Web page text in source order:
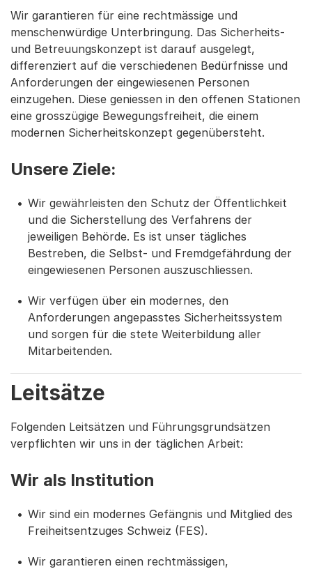
Wir garantieren für eine rechtmässige und
menschenwürdige Unterbringung. Das Sicherheits-
und Betreuungskonzept ist darauf ausgelegt,
differenziert auf die verschiedenen Bedürfnisse und
Anforderungen der eingewiesenen Personen
einzugehen. Diese geniessen in den offenen Stationen
eine grosszügige Bewegungsfreiheit, die einem
modernen Sicherheitskonzept gegenübersteht.
Unsere Ziele:
Wir gewährleisten den Schutz der Öffentlichkeit
und die Sicherstellung des Verfahrens der
jeweiligen Behörde. Es ist unser tägliches
Bestreben, die Selbst- und Fremdgefährdung der
eingewiesenen Personen auszuschliessen.
Wir verfügen über ein modernes, den
Anforderungen angepasstes Sicherheitssystem
und sorgen für die stete Weiterbildung aller
Mitarbeitenden.
Leitsätze
Folgenden Leitsätzen und Führungsgrundsätzen
verpflichten wir uns in der täglichen Arbeit:
Wir als Institution
Wir sind ein modernes Gefängnis und Mitglied des
Freiheitsentzuges Schweiz (FES).
Wir garantieren einen rechtmässigen,